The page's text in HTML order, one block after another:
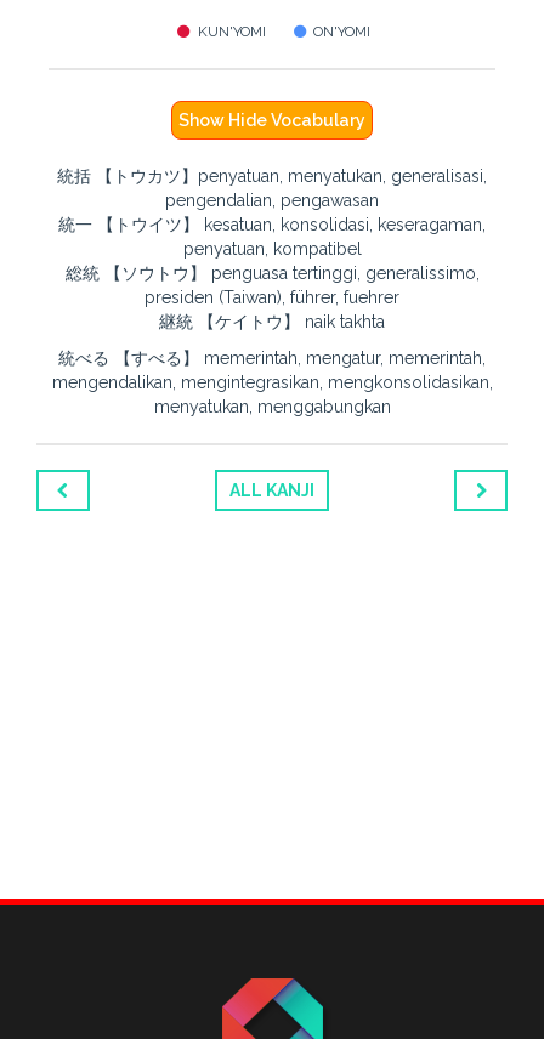
KUN'YOMI ON'YOMI
Show Hide Vocabulary
統括 【トウカツ】penyatuan, menyatukan, generalisasi,
pengendalian, pengawasan
統一 【トウイツ】 kesatuan, konsolidasi, keseragaman,
penyatuan, kompatibel
総統 【ソウトウ】 penguasa tertinggi, generalissimo,
presiden (Taiwan), führer, fuehrer
継統 【ケイトウ】 naik takhta
統べる 【すべる】 memerintah, mengatur, memerintah,
mengendalikan, mengintegrasikan, mengkonsolidasikan,
menyatukan, menggabungkan
ALL KANJI